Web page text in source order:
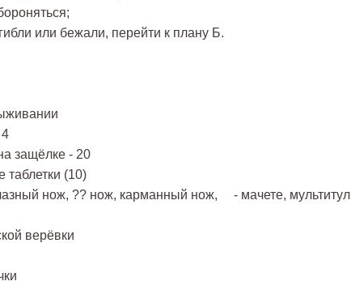
или бежали, перейти к плану Б.
защёлке - 20
(10)
нож, ?? нож, карманный нож, - мачете, мультитул
верёвки